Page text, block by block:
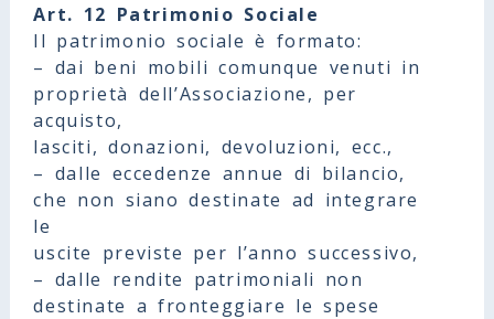
Art. 12 Patrimonio Sociale
Il patrimonio sociale è formato:
– dai beni mobili comunque venuti in
proprietà dell’Associazione, per
acquisto,
lasciti, donazioni, devoluzioni, ecc.,
– dalle eccedenze annue di bilancio,
che non siano destinate ad integrare
le
uscite previste per l’anno successivo,
– dalle rendite patrimoniali non
destinate a fronteggiare le spese